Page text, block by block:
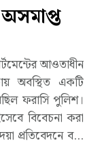
আওতাধীন
অবস্থিত একটি
ফরাসি পুলিশ।
বিবেচনা করা
প্রতিবেদনে বলা